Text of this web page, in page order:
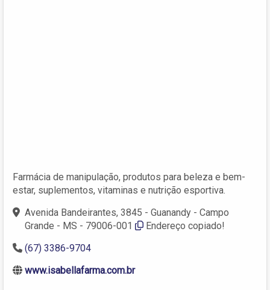
Farmácia de manipulação, produtos para beleza e bem-
estar, suplementos, vitaminas e nutrição esportiva.
Avenida Bandeirantes, 3845 - Guanandy - Campo
Grande - MS - 79006-001
Endereço copiado!
(67) 3386-9704
www.isabellafarma.com.br